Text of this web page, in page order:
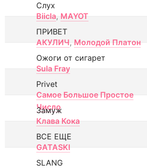
Слух
Biicla, MAYOT
ПРИВЕТ
АКУЛИЧ, Молодой Платон
Ожоги от сигарет
Sula Fray
Privet
Самое Большое Простое
Число
Замуж
Клава Кока
ВСЕ ЕЩЕ
GATASKI
SLANG